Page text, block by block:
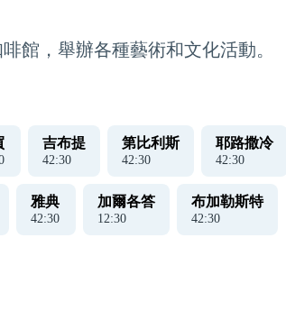
館，舉辦各種藝術和文化活動。
吉布提
42:31
第比利斯
42:31
耶路撒冷
42:31
雅典
42:31
加爾各答
12:31
布加勒斯特
42:31